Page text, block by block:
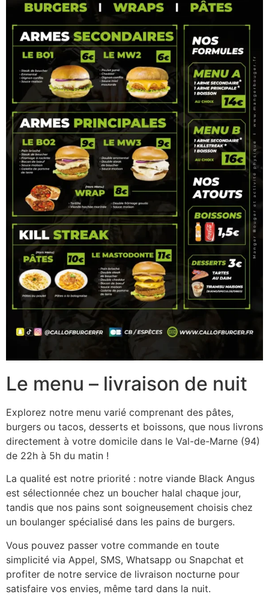
Le menu – livraison de nuit
Explorez notre menu varié comprenant des pâtes,
burgers ou tacos, desserts et boissons, que nous livrons
directement à votre domicile dans le Val-de-Marne (94)
de 22h à 5h du matin !
La qualité est notre priorité : notre viande Black Angus
est sélectionnée chez un boucher halal chaque jour,
tandis que nos pains sont soigneusement choisis chez
un boulanger spécialisé dans les pains de burgers.
Vous pouvez passer votre commande en toute
simplicité via Appel, SMS, Whatsapp ou Snapchat et
profiter de notre service de livraison nocturne pour
satisfaire vos envies, même tard dans la nuit.